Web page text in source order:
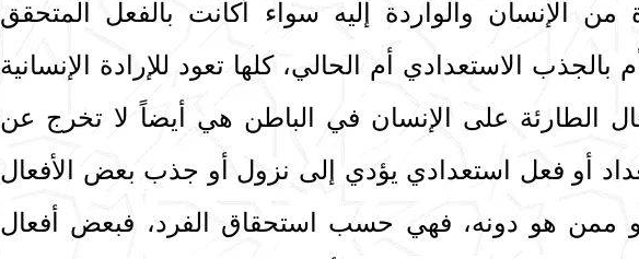
من الإنسان والواردة إليه سواء أكانت بالفعل المتحقق
بالجذب الاستعدادي أم الحالي، كلها تعود للإرادة الإنسانية
الطارئة على الإنسان في الباطن هي أيضاً لا تخرج عن
أو فعل استعدادي يؤدي إلى نزول أو جذب بعض الأفعال
ممن هو دونه، فهي حسب استحقاق الفرد، فبعض أفعال